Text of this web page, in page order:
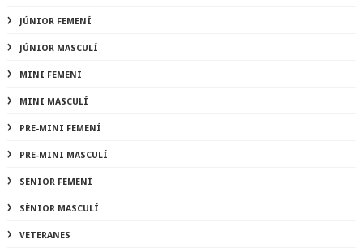
JÚNIOR FEMENÍ
JÚNIOR MASCULÍ
MINI FEMENÍ
MINI MASCULÍ
PRE-MINI FEMENÍ
PRE-MINI MASCULÍ
SÈNIOR FEMENÍ
SÈNIOR MASCULÍ
VETERANES